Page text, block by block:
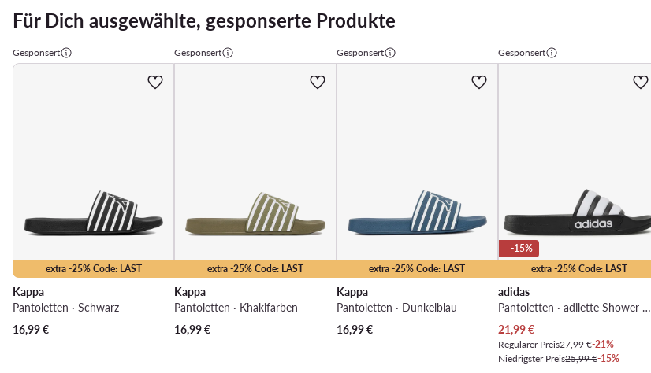
Für Dich ausgewählte, gesponserte Produkte
Gesponsert
extra -25% Code: LAST
Kappa
Pantoletten · Schwarz
16,99€
Gesponsert
extra -25% Code: LAST
Kappa
Pantoletten · Khakifarben
16,99€
Gesponsert
extra -25% Code: LAST
Kappa
Pantoletten · Dunkelblau
16,99€
Gesponsert
extra -25% Code: LAST
-15%
adidas
Pantoletten · adilette Shower GZ5922 · Schwarz
Aktueller Preis
21,99€
Regulärer Preis27,99 €-21%
Niedrigster Preis25,99 €-15%